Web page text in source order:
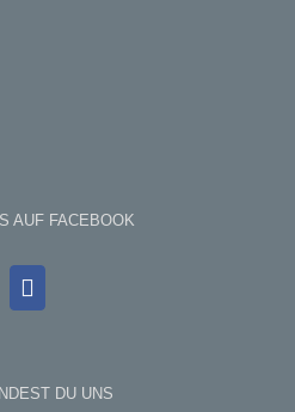
AUF FACEBOOK
DU UNS